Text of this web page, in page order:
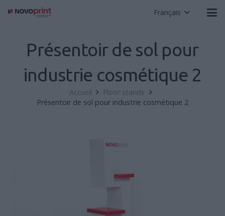
Français
Présentoir de sol pour
industrie cosmétique 2
Accueil
Floor stands
Présentoir de sol pour industrie cosmétique 2